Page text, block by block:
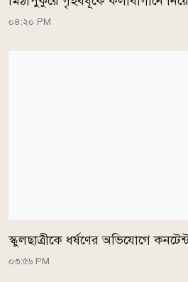
০৪:২০ PM
স্কুলছাত্রীকে ধর্ষণের অভিযোগে
০৩:৫৬ PM